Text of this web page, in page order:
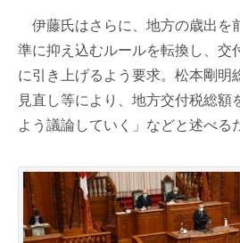
伊藤氏はさらに、地方の歳出を
準に抑え込むルールを転換し、交
に引き上げるよう要求。松本剛明
見直し等により、地方交付税総額
よう議論していく」などと述べる